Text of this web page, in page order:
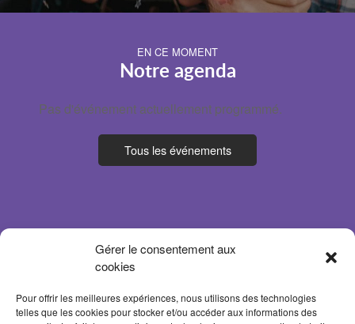
Gérer le consentement aux
cookies
Pour offrir les meilleures expériences, nous utilisons des technologies
telles que les cookies pour stocker et/ou accéder aux informations des
EN CE MOMENT
Notre agenda
Pas d'événement actuellement programmé.
Tous les événements